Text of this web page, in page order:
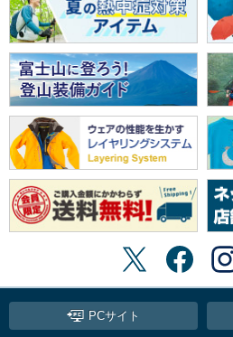
PCサイト